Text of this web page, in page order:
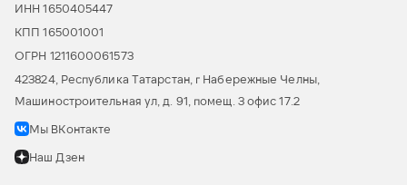
ИНН 1650405447
КПП 165001001
ОГРН 1211600061573
423824, Республика Татарстан, г Набережные Челны,
Машиностроительная ул, д. 91, помещ. 3 офис 17.2
Мы ВКонтакте
Наш Дзен